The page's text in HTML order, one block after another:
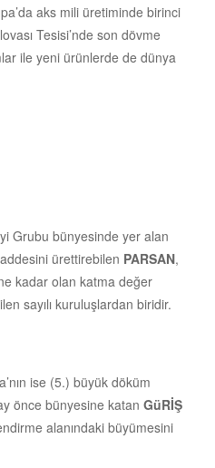
aks mili üretiminde birinci
Tesisi’nde son dövme
ile yeni ürünlerde de dünya
Grubu bünyesinde yer alan
ürettirebilen PARSAN,
kadar olan katma değer
sayılı kuruluşlardan biridir.
ise (5.) büyük döküm
ay önce bünyesine katan GüRİŞ
alanındaki büyümesini